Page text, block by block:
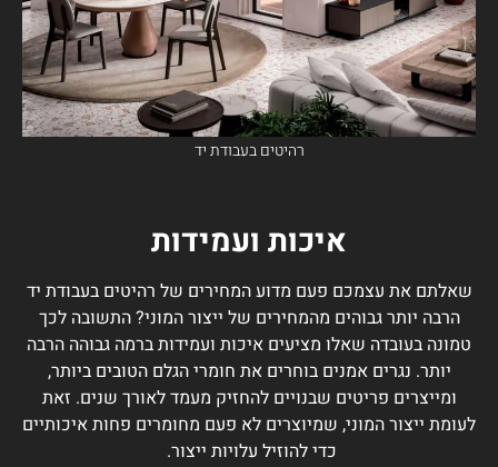
רהיטים בעבודת יד
איכות ועמידות
שאלתם את עצמכם פעם מדוע המחירים של רהיטים בעבודת יד
הרבה יותר גבוהים מהמחירים של ייצור המוני? התשובה לכך
טמונה בעובדה שאלו מציעים איכות ועמידות ברמה גבוהה הרבה
יותר. נגרים אמנים בוחרים את חומרי הגלם הטובים ביותר,
ומייצרים פריטים שבנויים להחזיק מעמד לאורך שנים. זאת
לעומת ייצור המוני, שמיוצרים לא פעם מחומרים פחות איכותיים
כדי להוזיל עלויות ייצור.